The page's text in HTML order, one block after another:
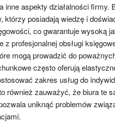
inne aspekty działalności firmy.
którzy posiadają wiedzę i
co gwarantuje wysoką
z profesjonalnej obsługi
mogą prowadzić do
często oferują
zakres usług do
również zauważyć, że biura te
uniknąć problemów